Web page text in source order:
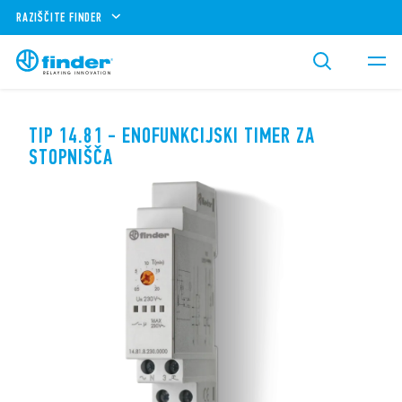
RAZIŠČITE FINDER
TIP 14.81 - ENOFUNKCIJSKI TIMER ZA
STOPNIŠČA